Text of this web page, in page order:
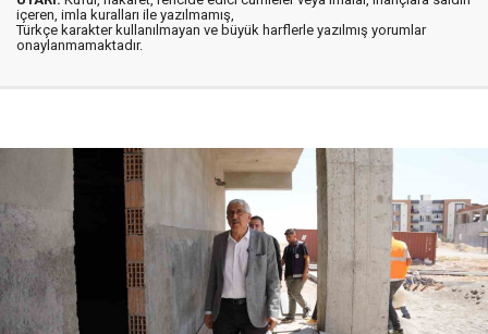
içeren, imla kuralları ile yazılmamış,
Türkçe karakter kullanılmayan ve büyük harflerle yazılmış yorumlar
onaylanmamaktadır.